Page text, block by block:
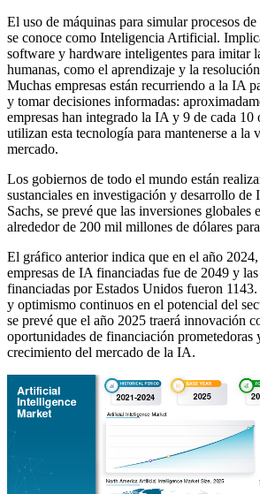
El uso de máquinas para simular procesos
se conoce como Inteligencia Artificial.
software y hardware inteligentes para imitar
humanas, como el aprendizaje y la
Muchas empresas están recurriendo a la IA
y tomar decisiones informadas:
empresas han integrado la IA y 9 de cada 10
utilizan esta tecnología para mantenerse a la
mercado.
Los gobiernos de todo el mundo están
sustanciales en investigación y desarrollo de
Sachs, se prevé que las inversiones globales
alrededor de 200 mil millones de dólares
El gráfico anterior indica que en el año
empresas de IA financiadas fue de 2049 y
financiadas por Estados Unidos fueron
y optimismo continuos en el potencial del
se prevé que el año 2025 traerá innovación
oportunidades de financiación prometedoras
crecimiento del mercado de la IA.